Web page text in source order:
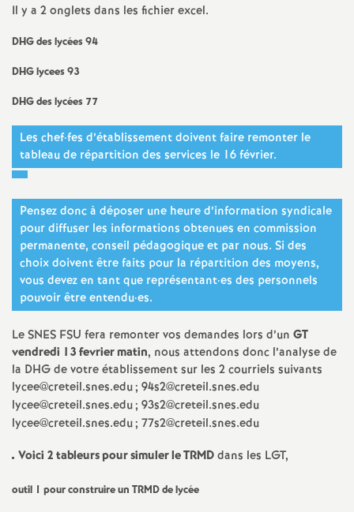
n
e
m
e
n
t
s
d
e
Il y a 2 onglets dans les fichier excel.
DHGdes lycées 94
DHGlycees 93
DHGdes lycées 77
Les chef·fes d’établissement doivent faire remonter le
tableau de répartition des services le 16 février.
Pensez donc à déposer une heure d’information syndicale
pour diffuser les informations obtenues en commission
permanente, conseil pédagogique et par nous. Si des
choix doivent être faits pour la répartition des moyens,
vous devez en tant que représentant·es des personnels
pouvoir être entendu·es.
LeSNES FSU fera remonter vos demandes lors d’un GT
vendredi 13 fevrier matin, nous attendons donc l’analyse de
la DHGde votre établissement sur les 2 courriels suivants
lycee@creteil.snes.edu; 94s2@creteil.snes.edu
lycee@creteil.snes.edu; 93s2@creteil.snes.edu
lycee@creteil.snes.edu; 77s2@creteil.snes.edu
Voici 2 tableurs pour simuler leTRMDdans les LGT,
outil 1 pour construire un TRMDde lycée